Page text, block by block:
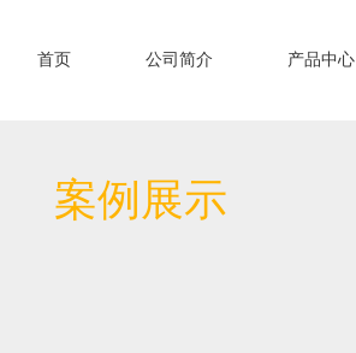
首页 公司简介 产品中心
案例展示